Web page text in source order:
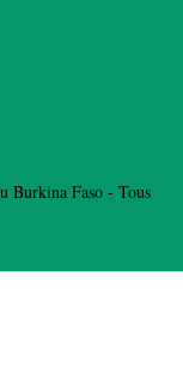
Burkina Faso - Tous